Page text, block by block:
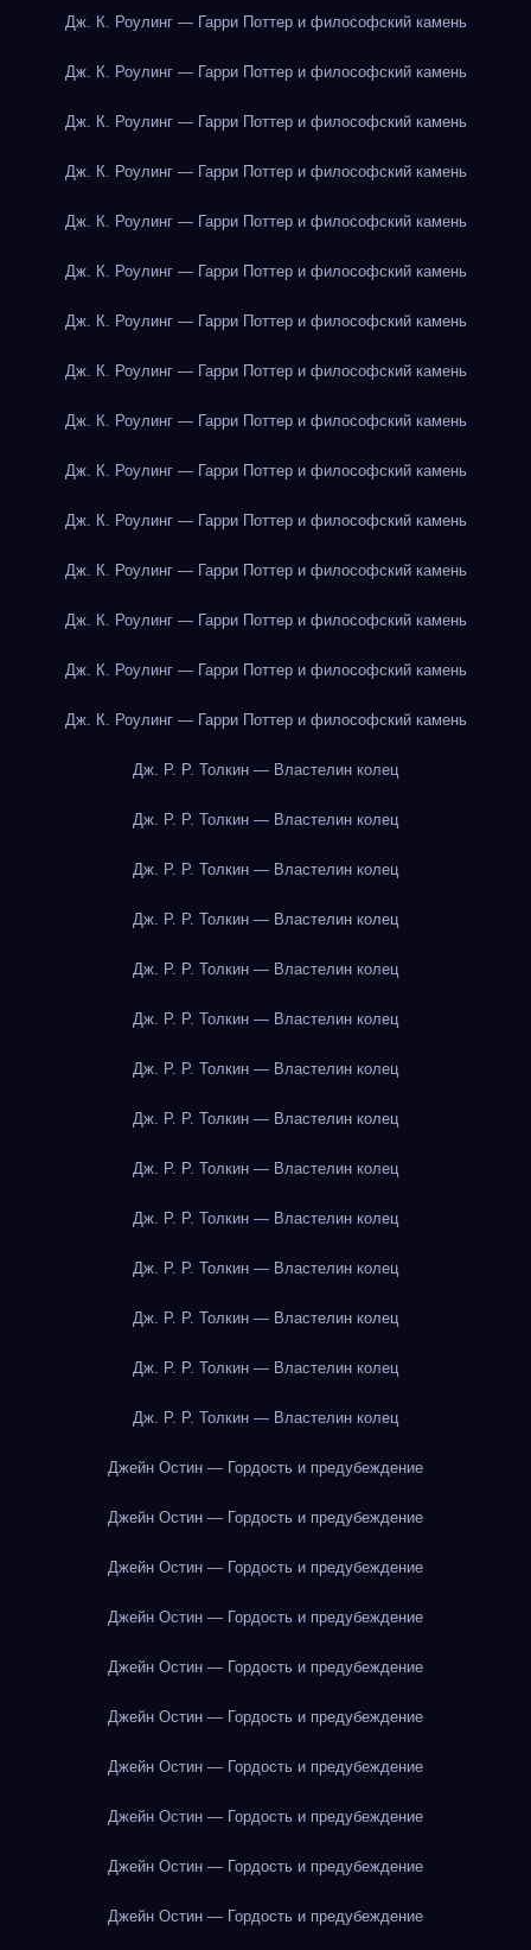
Дж. К. Роулинг — Гарри Поттер и философский камень
Дж. К. Роулинг — Гарри Поттер и философский камень
Дж. К. Роулинг — Гарри Поттер и философский камень
Дж. К. Роулинг — Гарри Поттер и философский камень
Дж. К. Роулинг — Гарри Поттер и философский камень
Дж. К. Роулинг — Гарри Поттер и философский камень
Дж. К. Роулинг — Гарри Поттер и философский камень
Дж. К. Роулинг — Гарри Поттер и философский камень
Дж. К. Роулинг — Гарри Поттер и философский камень
Дж. К. Роулинг — Гарри Поттер и философский камень
Дж. К. Роулинг — Гарри Поттер и философский камень
Дж. К. Роулинг — Гарри Поттер и философский камень
Дж. К. Роулинг — Гарри Поттер и философский камень
Дж. К. Роулинг — Гарри Поттер и философский камень
Дж. К. Роулинг — Гарри Поттер и философский камень
Дж. Р. Р. Толкин — Властелин колец
Дж. Р. Р. Толкин — Властелин колец
Дж. Р. Р. Толкин — Властелин колец
Дж. Р. Р. Толкин — Властелин колец
Дж. Р. Р. Толкин — Властелин колец
Дж. Р. Р. Толкин — Властелин колец
Дж. Р. Р. Толкин — Властелин колец
Дж. Р. Р. Толкин — Властелин колец
Дж. Р. Р. Толкин — Властелин колец
Дж. Р. Р. Толкин — Властелин колец
Дж. Р. Р. Толкин — Властелин колец
Дж. Р. Р. Толкин — Властелин колец
Дж. Р. Р. Толкин — Властелин колец
Дж. Р. Р. Толкин — Властелин колец
Джейн Остин — Гордость и предубеждение
Джейн Остин — Гордость и предубеждение
Джейн Остин — Гордость и предубеждение
Джейн Остин — Гордость и предубеждение
Джейн Остин — Гордость и предубеждение
Джейн Остин — Гордость и предубеждение
Джейн Остин — Гордость и предубеждение
Джейн Остин — Гордость и предубеждение
Джейн Остин — Гордость и предубеждение
Джейн Остин — Гордость и предубеждение